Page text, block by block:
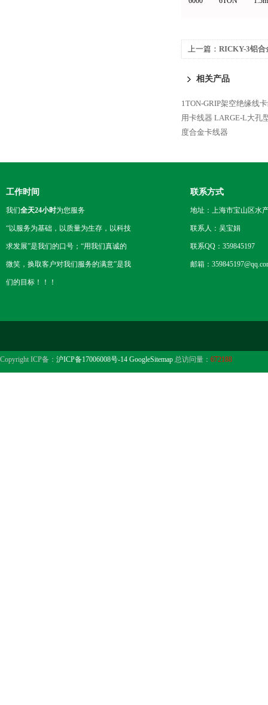
上一篇： RICKY-3铝合
相关产品
1TON-GRIP架空绝缘线
用卡线器 LARGE-L大孔
度合金卡线器
工作时间
我们全天24小时为您服务
“以服务为基础，以质量为生存，以科技
求发展”是我们的口号；“用我们真诚的
微笑，换取客户对我们服务的满意”是我
们的目标！！！
联系方式
地址：上海市宝山区水
联系人：吴宝娟
联系QQ：359845197
邮箱：
Copyright ICP备： 沪ICP备17006008号-14 GoogleSitemap 总访问量： 672188